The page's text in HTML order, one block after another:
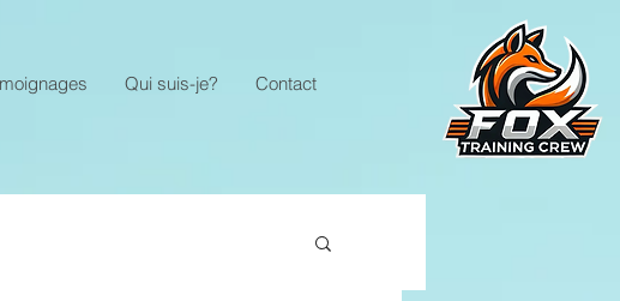
Qui suis-je? Contact